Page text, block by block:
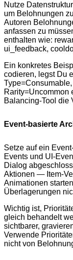
Nutze
um Belohnungen
Autoren
anfassen zu
enthalten wie:
ui_feedback,
Ein konkretes
codieren, legst Du
Rarity=Uncommon
Balancing-Tool die
Event-basierte
Setze auf ein
Events und UI-
Dialog
Aktionen — Item-
Animationen
Überlagerungen
Wichtig ist,
gleich behandelt
sichtbarer,
Verwende
nicht von